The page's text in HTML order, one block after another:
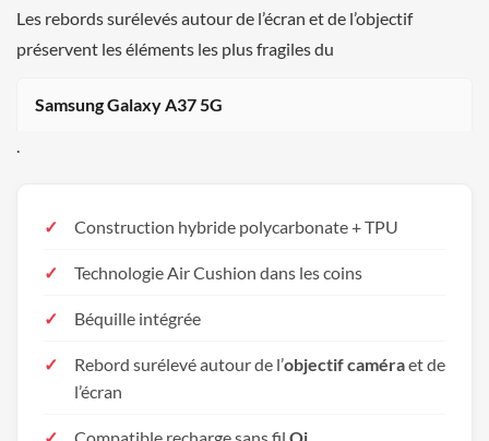
Les rebords surélevés autour de l’écran et de l’objectif
préservent les éléments les plus fragiles du
Samsung Galaxy A37 5G
Construction hybride polycarbonate + TPU
Technologie Air Cushion dans les coins
Béquille intégrée
Rebord surélevé autour de l’objectif caméraet de
l’écran